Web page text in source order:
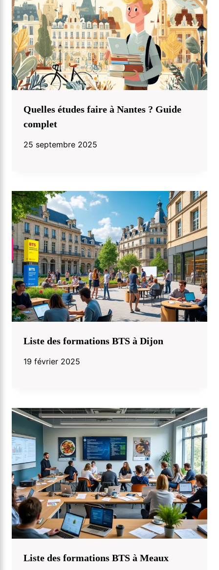
Quelles études faire à Nantes ? Guide
complet
25 septembre 2025
Liste des formations BTS à Dijon
19 février 2025
Liste des formations BTS à Meaux